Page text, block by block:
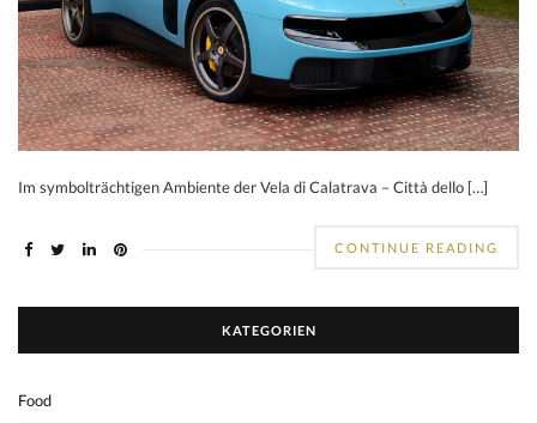
Im symbolträchtigen Ambiente der Vela di Calatrava – Città dello […]
CONTINUE READING
KATEGORIEN
Food